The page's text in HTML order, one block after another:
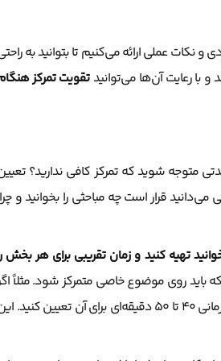
و نکات عملی ارائه می‌کنیم تا بتوانید به
با رعایت آن‌ها می‌توانید تقویت تمرکز
متوجه شوید که تمرکز کافی ندارید؟
قرار است چه مباحثی را بخوانید و
تهیه کنید و زمان تقریبی برای هر بخش
روی موضوع خاصی متمرکز شود. مثلاً
امروز تصمیم گرفته‌اید فصل اول درسی را بخوانید، هدف خود را یادداشت کنید و یک بازه زمانی ۴۰ تا ۵۰ دقیقه‌ای برای آن تعیین